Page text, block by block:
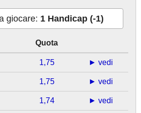
giocare: 1 Handicap (-1)
Quota
1,75 ► vedi
1,75 ► vedi
1,74 ► vedi